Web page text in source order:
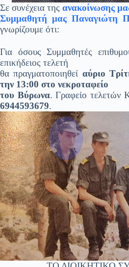
Σε συνέχεια της ανακοίνωσης
Συμμαθητή μας Παναγιώτη
γνωρίζουμε ότι:
Για όσους Συμμαθητές
επικήδειος τελετή
θα πραγματοποιηθεί αύριο
την 13:00 στο νεκροταφείο
του Βύρωνα. Γραφείο τελετών
6944593679.